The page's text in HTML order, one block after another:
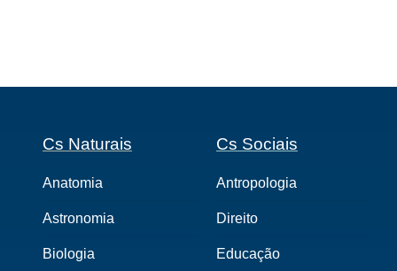
Cs Naturais
Anatomia
Astronomia
Biologia
Cs Sociais
Antropologia
Direito
Educação